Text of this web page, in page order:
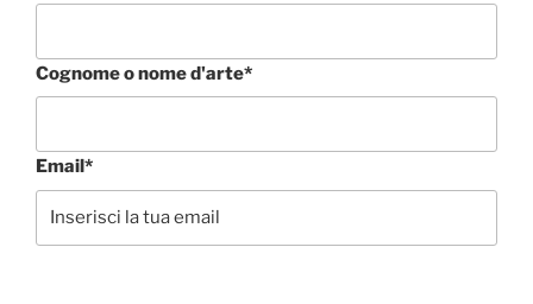
Cognome o nome d'arte*
Email*